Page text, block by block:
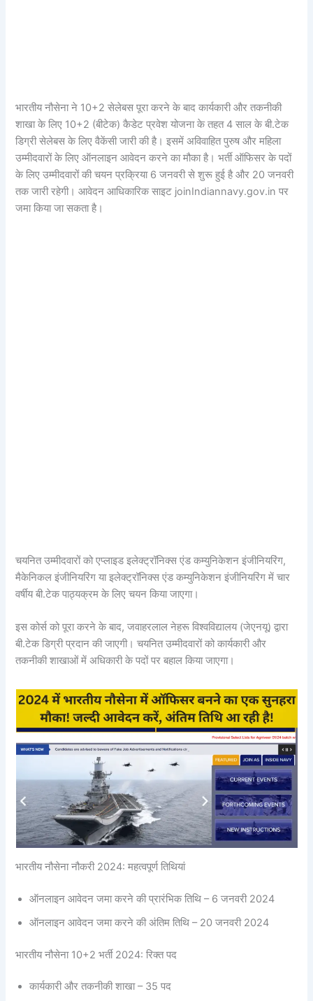
भारतीय नौसेना ने 10+2 सेलेबस पूरा करने के बाद कार्यकारी और तकनीकी
शाखा के लिए 10+2 (बीटेक) कैडेट प्रवेश योजना के तहत 4 साल के बी.टेक
डिग्री सेलेबस के लिए वैकेंसी जारी की है। इसमें अविवाहित पुरुष और महिला
उम्मीदवारों के लिए ऑनलाइन आवेदन करने का मौका है। भर्ती ऑफिसर के पदों
के लिए उम्मीदवारों की चयन प्रक्रिया 6 जनवरी से शुरू हुई है और 20 जनवरी
तक जारी रहेगी। आवेदन आधिकारिक साइट joinIndiannavy.gov.in पर
जमा किया जा सकता है।
चयनित उम्मीदवारों को एप्लाइड इलेक्ट्रॉनिक्स एंड कम्युनिकेशन इंजीनियरिंग,
मैकेनिकल इंजीनियरिंग या इलेक्ट्रॉनिक्स एंड कम्युनिकेशन इंजीनियरिंग में चार
वर्षीय बी.टेक पाठ्यक्रम के लिए चयन किया जाएगा।
इस कोर्स को पूरा करने के बाद, जवाहरलाल नेहरू विश्वविद्यालय (जेएनयू) द्वारा
बी.टेक डिग्री प्रदान की जाएगी। चयनित उम्मीदवारों को कार्यकारी और
तकनीकी शाखाओं में अधिकारी के पदों पर बहाल किया जाएगा।
भारतीय नौसेना नौकरी 2024: महत्वपूर्ण तिथियां
ऑनलाइन आवेदन जमा करने की प्रारंभिक तिथि – 6 जनवरी 2024
ऑनलाइन आवेदन जमा करने की अंतिम तिथि – 20 जनवरी 2024
भारतीय नौसेना 10+2 भर्ती 2024: रिक्त पद
कार्यकारी और तकनीकी शाखा – 35 पद